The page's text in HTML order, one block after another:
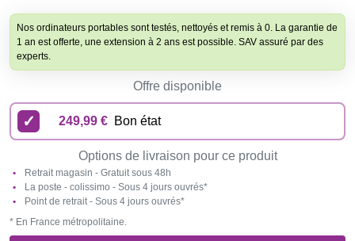
Nos ordinateurs portables sont testés, nettoyés et remis à 0. La garantie de
1 an est offerte, une extension à 2 ans est possible. SAV assuré par des
experts.
Offre disponible
249,99 € Bon état
Options de livraison pour ce produit
Retrait magasin - Gratuit sous 48h
La poste - colissimo - Sous 4 jours ouvrés*
Point de retrait - Sous 4 jours ouvrés*
* En France métropolitaine.